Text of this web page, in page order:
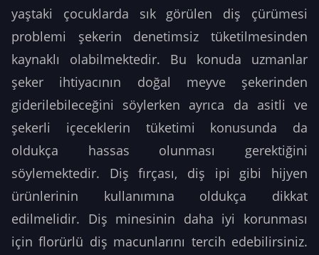
yaştaki çocuklarda sık görülen diş çürümesi
problemi şekerin denetimsiz tüketilmesinden
kaynaklı olabilmektedir. Bu konuda uzmanlar
şeker ihtiyacının doğal meyve şekerinden
giderilebileceğini söylerken ayrıca da asitli ve
şekerli içeceklerin tüketimi konusunda da
oldukça hassas olunması gerektiğini
söylemektedir. Diş fırçası, diş ipi gibi hijyen
ürünlerinin kullanımına oldukça dikkat
edilmelidir. Diş minesinin daha iyi korunması
için florürlü diş macunlarını tercih edebilirsiniz.